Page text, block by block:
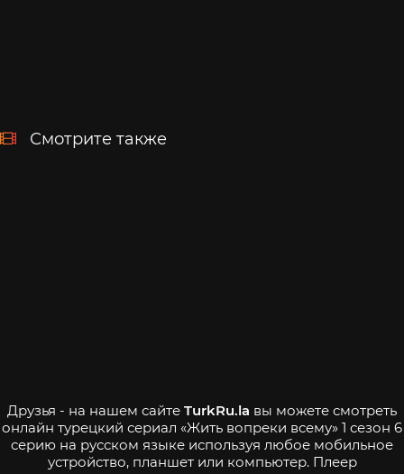
Смотрите также
Друзья - на нашем сайте TurkRu.la вы можете смотреть
онлайн турецкий сериал «Жить вопреки всему» 1 сезон 6
серию на русском языке используя любое мобильное
устройство, планшет или компьютер. Плеер